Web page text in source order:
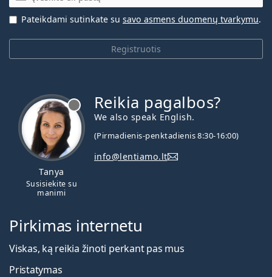
Registruotis
Pateikdami sutinkate su savo asmens duomenų tvarkymu.
Tanya
Susisiekite su
manimi
Reikia pagalbos?
We also speak English.
(Pirmadienis-penktadienis 8:30-16:00)
info@lentiamo.lt
Pirkimas internetu
Viskas, ką reikia žinoti perkant pas mus
Pristatymas